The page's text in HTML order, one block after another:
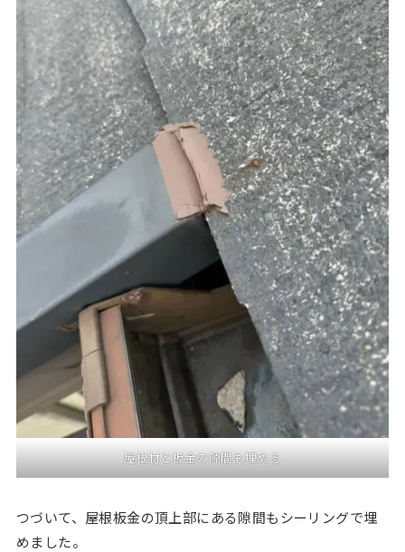
屋根材と板金の隙間も埋める
つづいて、屋根板金の頂上部にある隙間もシーリングで埋
めました。